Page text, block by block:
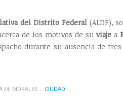
del Distrito Federal(ALDF),
de los motivos de suviaje a
durante su ausencia de
M. MORALES
CIUDAD